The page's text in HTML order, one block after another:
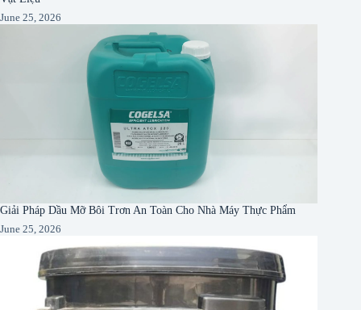
June 25, 2026
Giải Pháp Dầu Mỡ Bôi Trơn An Toàn Cho Nhà Máy Thực Phẩm
June 25, 2026